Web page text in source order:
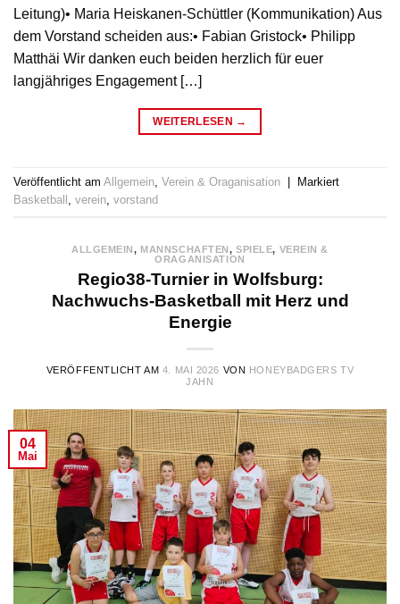
Leitung)• Maria Heiskanen-Schüttler (Kommunikation) Aus
dem Vorstand scheiden aus:• Fabian Gristock• Philipp
Matthäi Wir danken euch beiden herzlich für euer
langjähriges Engagement […]
WEITERLESEN →
Veröffentlicht am Allgemein, Verein & Oraganisation
Markiert
Basketball , verein, vorstand
ALLGEMEIN, MANNSCHAFTEN,SPIELE, VEREIN &
ORAGANISATION
Regio38-Turnier in Wolfsburg:
Nachwuchs-Basketball mit Herz und
Energie
VERÖFFENTLICHT AM 4. MAI 2026 VON HONEYBADGERS TV
JAHN
04
Mai